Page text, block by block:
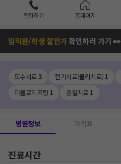
전화하기 홈페이지
임직원/학생 할인가확인하러 가기 👀
도수치료3 전기치료(물리치료) 1
더블로리프팅 1 온열치료 1
병원정보 가격표
진료시간